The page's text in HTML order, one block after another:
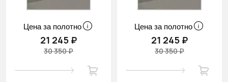
Цена за полотно
21 245 ₽
30 350 ₽
Цена за полотно
21 245 ₽
30 350 ₽